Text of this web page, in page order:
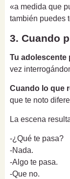
«a medida que
también puedes
3. Cuando
Tu adolescente
vez
Cuando lo que
que te noto
La escena
-¿Qué te pasa?
-Nada.
-Algo te pasa.
-Que no.